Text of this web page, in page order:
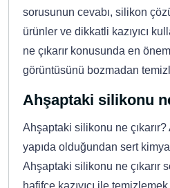
sorusunun cevabı, silikon
ürünler ve dikkatli kazıyıcı
ne çıkarır konusunda en
görüntüsünü bozmadan
Ahşaptaki silikonu
Ahşaptaki silikonu ne
yapıda olduğundan sert
Ahşaptaki silikonu ne çıkarır